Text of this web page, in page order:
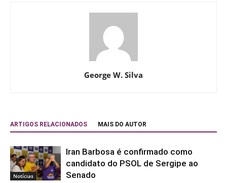
George W. Silva
ARTIGOS RELACIONADOS MAIS DO AUTOR
Notícias
Iran Barbosa é confirmado como
candidato do PSOL de Sergipe ao
Senado